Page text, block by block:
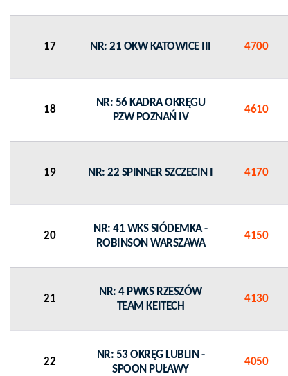
17 NR: 21 OKW KATOWICE III 4700
18
NR: 56 KADRA OKRĘGU
PZW POZNAŃ IV
4610
19 NR: 22 SPINNER SZCZECIN I 4170
20
NR: 41 WKS SIÓDEMKA -
ROBINSON WARSZAWA
4150
21
NR: 4 PWKS RZESZÓW
TEAM KEITECH
4130
22
NR: 53 OKRĘG LUBLIN -
SPOON PUŁAWY
4050